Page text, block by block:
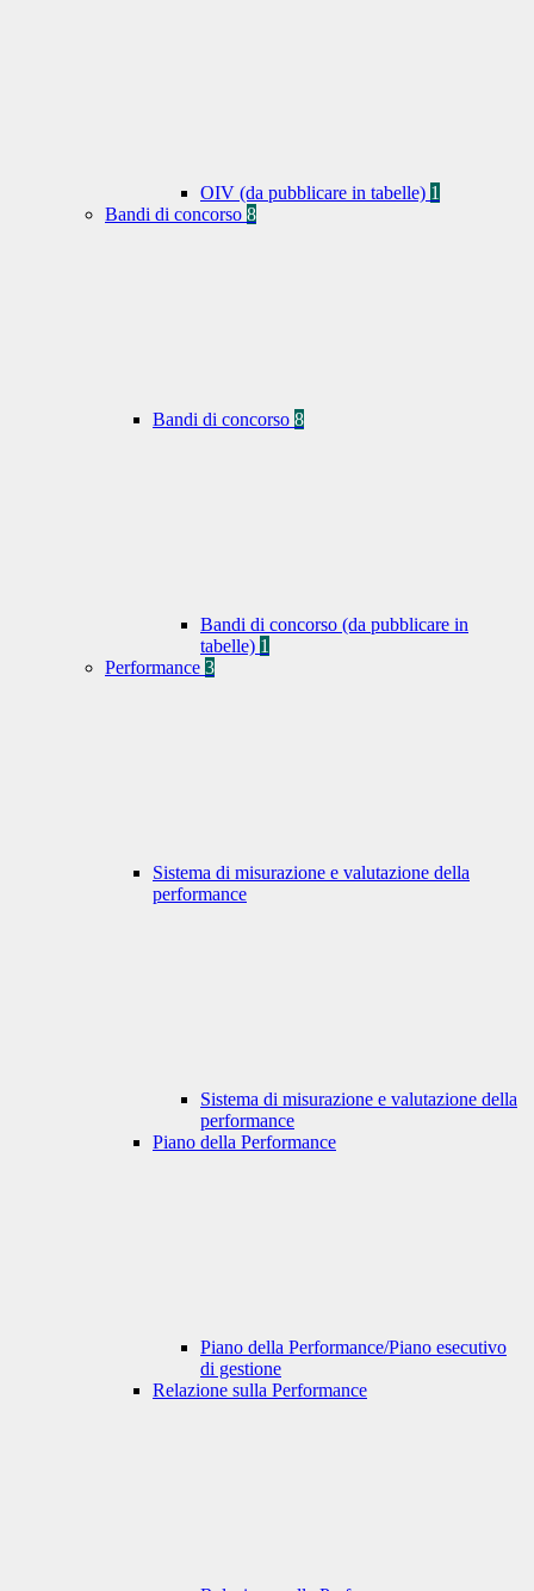
OIV (da pubblicare in tabelle) 1
Bandi di concorso 8
Bandi di concorso 8
Bandi di concorso (da pubblicare in
tabelle) 1
Performance 3
Sistema di misurazione e valutazione della
performance
Sistema di misurazione e valutazione della
performance
Piano della Performance
Piano della Performance/Piano esecutivo
di gestione
Relazione sulla Performance